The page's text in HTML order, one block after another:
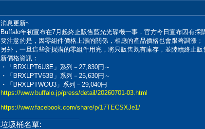
消息更新~
Buffalo年初宣布在7月起終止販售藍光光碟機一事，官方今日宣布因有採
要注意的是，因零組件價格上漲的關係，相應的產品價格也會跟著調漲；
另外，一旦這些新採購的零組件用完，將只販售既有庫存，並陸續終止販
新價格資訊：
・「BRXLPT6U3E」系列－27,830円～
・「BRXLPTV63B」系列－25,630円～
・「BRXLPTWOU3」系列－29,040円
https://www.buffalo.jp/press/detail/20260701-03.html
https://www.facebook.com/share/p/17TECSXJe1/
垃圾桶名單: